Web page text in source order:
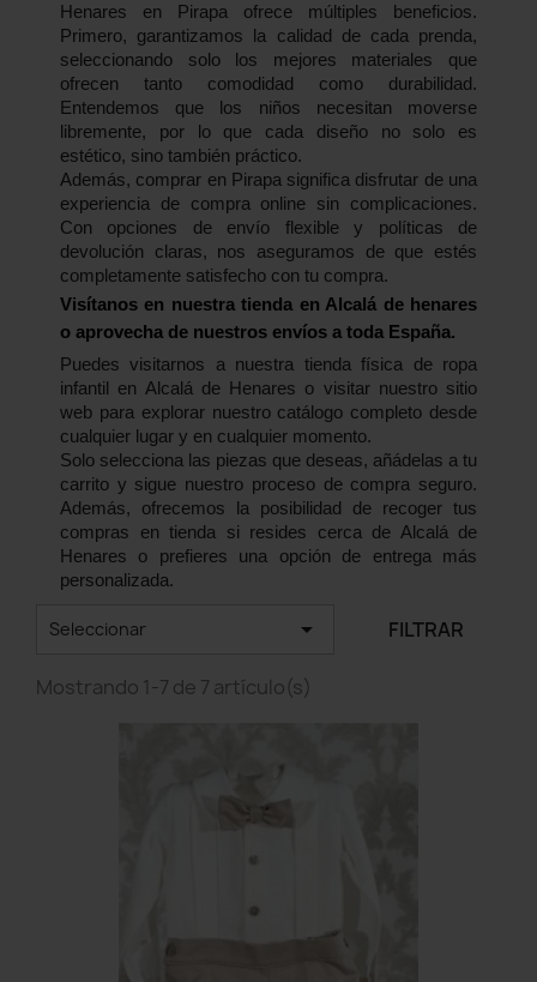
Henares en Pirapa ofrece múltiples beneficios.
Primero, garantizamos la calidad de cada prenda,
seleccionando solo los mejores materiales que
ofrecen tanto comodidad como durabilidad.
Entendemos que los niños necesitan moverse
libremente, por lo que cada diseño no solo es
estético, sino también práctico.
Además, comprar en Pirapa significa disfrutar de una
experiencia de compra online sin complicaciones.
Con opciones de envío flexible y políticas de
devolución claras, nos aseguramos de que estés
completamente satisfecho con tu compra.
Visítanos en nuestra tienda en Alcalá de henares
o aprovecha de nuestros envíos a toda España.
Puedes visitarnos a nuestra tienda física de ropa
infantil en Alcalá de Henares o visitar nuestro sitio
web para explorar nuestro catálogo completo desde
cualquier lugar y en cualquier momento.
Solo selecciona las piezas que deseas, añádelas a tu
carrito y sigue nuestro proceso de compra seguro.
Además, ofrecemos la posibilidad de recoger tus
compras en tienda si resides cerca de Alcalá de
Henares o prefieres una opción de entrega más
personalizada.
Seleccionar  FILTRAR
Mostrando 1-7 de 7 artículo(s)